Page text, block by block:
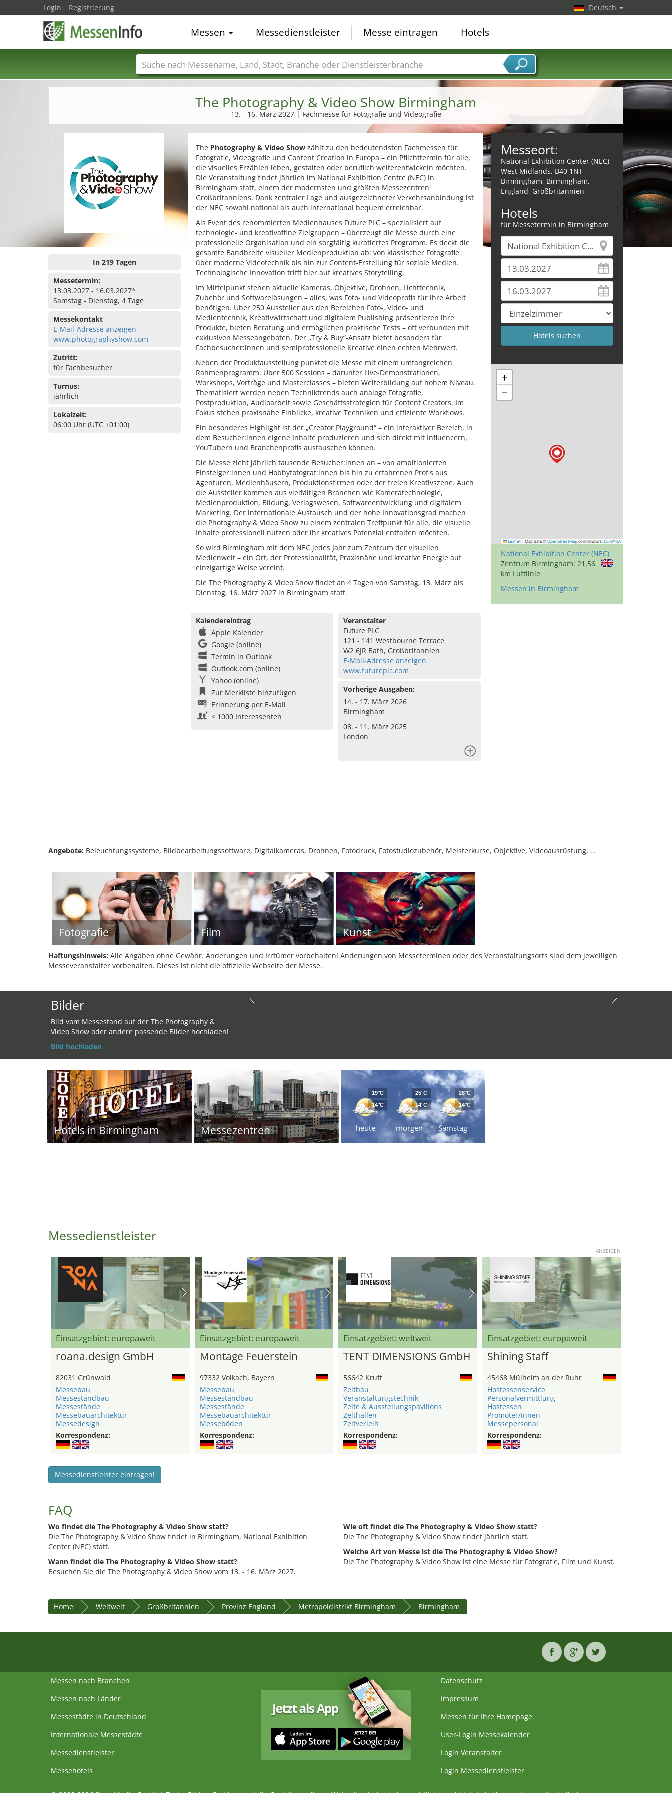
The Photography & Video Show Birmingham
13. - 16. März 2027 | Fachmesse für Fotografie und Videografie
In 219 Tagen
Messetermin:
13.03.2027 - 16.03.2027*
Samstag - Dienstag, 4 Tage
Messekontakt
E-Mail-Adresse anzeigen
www.photographyshow.com
Zutritt:
für Fachbesucher
Turnus:
jährlich
Lokalzeit:
06:00 Uhr (UTC +01:00)
The Photography & Video Showzählt zu den bedeutendsten Fachmessen für
Fotografie, Videografie und Content Creation in Europa – ein Pflichttermin für alle,
die visuelles Erzählen leben, gestalten oder beruflich weiterentwickeln möchten.
Die Veranstaltung findet jährlich im National Exhibition Centre (NEC) in
Birmingham statt, einem der modernsten und größten Messezentren
Großbritanniens. Dank zentraler Lage und ausgezeichneter Verkehrsanbindung ist
der NEC sowohl national als auch international bequem erreichbar.
Als Event des renommierten Medienhauses Future PLC – spezialisiert auf
technologie- und kreativaffine Zielgruppen – überzeugt die Messe durch eine
professionelle Organisation und ein sorgfältig kuratiertes Programm. Es deckt die
gesamte Bandbreite visueller Medienproduktion ab: von klassischer Fotografie
über moderne Videotechnik bis hin zur Content-Erstellung für soziale Medien.
Technologische Innovation trifft hier auf kreatives Storytelling.
Im Mittelpunkt stehen aktuelle Kameras, Objektive, Drohnen, Lichttechnik,
Zubehör und Softwarelösungen – alles, was Foto- und Videoprofis für ihre Arbeit
benötigen. Über 250 Aussteller aus den Bereichen Foto-, Video- und
Medientechnik, Kreativwirtschaft und digitalem Publishing präsentieren ihre
Produkte, bieten Beratung und ermöglichen praktische Tests – oft verbunden mit
exklusiven Messeangeboten. Der „Try & Buy“-Ansatz bietet besonders für
Fachbesucher:innen und semiprofessionelle Kreative einen echten Mehrwert.
Neben der Produktausstellung punktet die Messe mit einem umfangreichen
Rahmenprogramm: Über 500 Sessions – darunter Live-Demonstrationen,
Workshops, Vorträge und Masterclasses – bieten Weiterbildung auf hohem Niveau.
Thematisiert werden neben Techniktrends auch analoge Fotografie,
Postproduktion, Audioarbeit sowie Geschäftsstrategien für Content Creators. Im
Fokus stehen praxisnahe Einblicke, kreative Techniken und effiziente Workflows.
Ein besonderes Highlight ist der „Creator Playground“ – ein interaktiver Bereich, in
dem Besucher:innen eigene Inhalte produzieren und sich direkt mit Influencern,
YouTubern und Branchenprofis austauschen können.
Die Messe zieht jährlich tausende Besucher:innen an – von ambitionierten
Einsteiger:innen und Hobbyfotograf:innen bis hin zu erfahrenen Profis aus
Agenturen, Medienhäusern, Produktionsfirmen oder der freien Kreativszene. Auch
die Aussteller kommen aus vielfältigen Branchen wie Kameratechnologie,
Medienproduktion, Bildung, Verlagswesen, Softwareentwicklung und digitalem
Marketing. Der internationale Austausch und der hohe Innovationsgrad machen
die Photography & Video Show zu einem zentralen Treffpunkt für alle, die visuelle
Inhalte professionell nutzen oder ihr kreatives Potenzial entfalten möchten.
So wird Birmingham mit dem NEC jedes Jahr zum Zentrum der visuellen
Medienwelt – ein Ort, der Professionalität, Praxisnähe und kreative Energie auf
einzigartige Weise vereint.
Die The Photography & Video Show findet an 4 Tagen von Samstag, 13. März bis
Dienstag, 16. März 2027 in Birmingham statt.
Kalendereintrag
Apple Kalender
Google (online)
Termin in Outlook
Outlook.com (online)
Yahoo (online)
Zur Merkliste hinzufügen
Erinnerung per E-Mail
< 1000 Interessenten
Veranstalter
Future PLC
121 - 141 Westbourne Terrace
W2 6JR Bath, Großbritannien
E-Mail-Adresse anzeigen
www.futureplc.com
Vorherige Ausgaben:
14. - 17. März 2026
Birmingham
08. - 11. März 2025
London
Messeort:
National Exhibition Center (NEC),
West Midlands, B40 1NT
Birmingham, Birmingham,
England, Großbritannien
Hotels
für Messetermin in Birmingham
+
−
Leaflet | Map data © OpenStreetMap contributors, CC-BY-SA
National Exhibition Center (NEC)
Zentrum Birmingham: 21,56
km Luftlinie
Messen in Birmingham
Angebote: Beleuchtungssysteme, Bildbearbeitungssoftware, Digitalkameras, Drohnen, Fotodruck, Fotostudiozubehör, Meisterkurse, Objektive, Videoausrüstung, …
Fotografie Film Kunst
Haftungshinweis: Alle Angaben ohne Gewähr. Änderungen und Irrtümer vorbehalten! Änderungen von Messeterminen oder des Veranstaltungsorts sind dem jeweiligen
Messeveranstalter vorbehalten. Dieses ist nicht die offizielle Webseite der Messe.
Bilder
Bild vom Messestand auf der The Photography &
Video Show oder andere passende Bilder hochladen!
Bild hochladen
Hotels in Birmingham Messezentren heute
19°C
14°C
morgen
25°C
14°C
Samstag
28°C
14°C
Messedienstleister
ANZEIGEN
Einsatzgebiet: europaweit
roana.design GmbH
82031 Grünwald
Messebau
Messestandbau
Messestände
Messebauarchitektur
Messedesign
Korrespondenz:
Einsatzgebiet: europaweit
Montage Feuerstein
97332 Volkach, Bayern
Messebau
Messestandbau
Messestände
Messebauarchitektur
Messeböden
Korrespondenz:
Einsatzgebiet: weltweit
TENT DIMENSIONS GmbH
56642 Kruft
Zeltbau
Veranstaltungstechnik
Zelte & Ausstellungspavillons
Zelthallen
Zeltverleih
Korrespondenz:
Einsatzgebiet: europaweit
Shining Staff
45468 Mülheim an der Ruhr
Hostessenservice
Personalvermittlung
Hostessen
Promoter/innen
Messepersonal
Korrespondenz:
Messedienstleister eintragen!
FAQ
Wo findet die The Photography & Video Show statt?
Die The Photography & Video Show findet in Birmingham, National Exhibition
Center (NEC) statt.
Wann findet die The Photography & Video Show statt?
Besuchen Sie die The Photography & Video Show vom 13. - 16. März 2027.
Wie oft findet die The Photography & Video Show statt?
Die The Photography & Video Show findet jährlich statt.
Welche Art von Messe ist die The Photography & Video Show?
Die The Photography & Video Show ist eine Messe für Fotografie, Film und Kunst.
Home Weltweit Großbritannien Provinz England Metropoldistrikt Birmingham Birmingham
Login Registrierung Deutsch
Messen Messedienstleister Messe eintragen Hotels
Messenamen Länder Städte Branchen Dienstleisterbranchen
Messen nach Branchen
Messen nach Länder
Messestädte in Deutschland
Internationale Messestädte
Messedienstleister
Messehotels
Datenschutz
Impressum
Messen für Ihre Homepage
User-Login Messekalender
Login Veranstalter
Login Messedienstleister